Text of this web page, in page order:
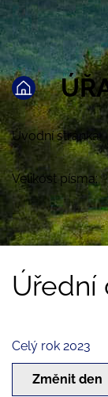
Úvodní stránka
Velikost písma:
Úřední
Celý rok 2023
Změnit den